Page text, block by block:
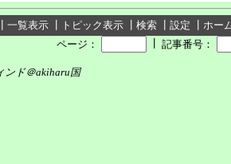
一覧表示 トピック表示 検索 設定
ホー
ページ：
記事番号：
ド＠akiharu国